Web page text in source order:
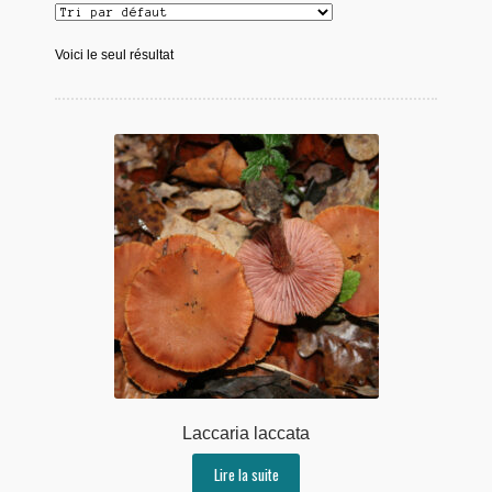
Voici le seul résultat
Laccaria laccata
Lire la suite